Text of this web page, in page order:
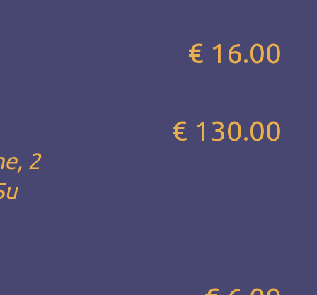
€ 16.00
2
€ 130.00